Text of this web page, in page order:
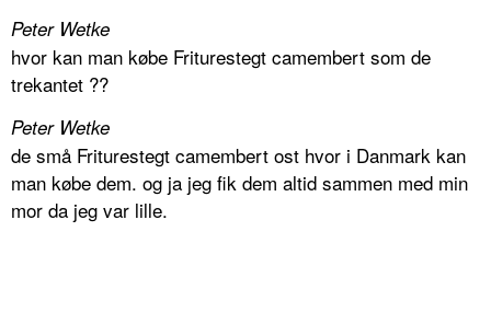
Peter Wetke
hvor kan man købe Friturestegt camembert som de
trekantet ??
Peter Wetke
de små Friturestegt camembert ost hvor i Danmark kan
man købe dem. og ja jeg fik dem altid sammen med min
mor da jeg var lille.